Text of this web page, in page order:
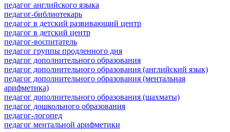
педагог английского языка
педагог-библиотекарь
педагог в детский развивающий центр
педагог в детский центр
педагог-воспитатель
педагог группы продленного дня
педагог дополнительного образования
педагог дополнительного образования (английский язык)
педагог дополнительного образования (ментальная
арифметика)
педагог дополнительного образования (шахматы)
педагог дошкольного образования
педагог-логопед
педагог ментальной арифметики